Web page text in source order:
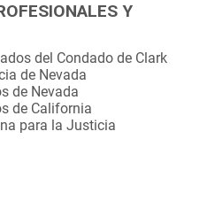
Y
del Condado de Clark
de Nevada
de Nevada
de California
para la Justicia